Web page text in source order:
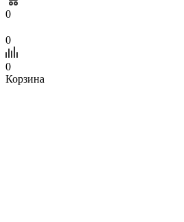
0
0
0
Корзина